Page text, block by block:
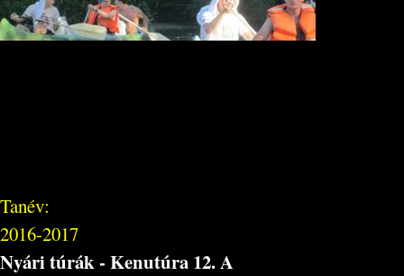
Tanév:
2016-2017
Nyári túrák - Kenutúra 12. A